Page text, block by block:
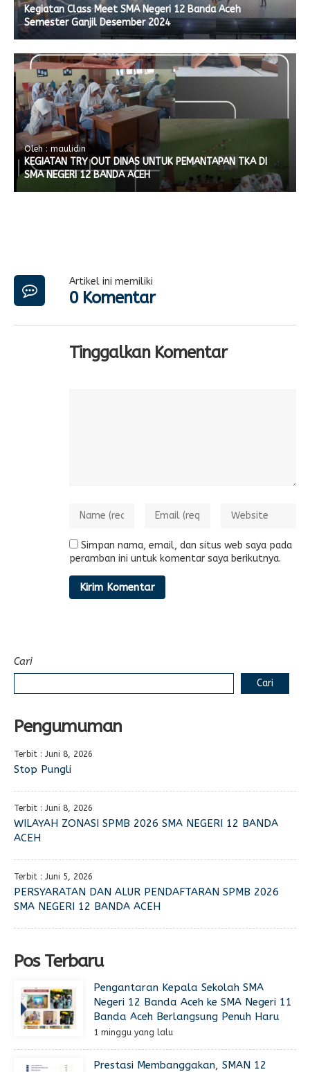
Kegiatan Class Meet SMA Negeri 12 Banda Aceh
Semester Ganjil Desember 2024
Oleh : maulidin
KEGIATAN TRY OUT DINAS UNTUK PEMANTAPAN TKA DI
SMA NEGERI 12 BANDA ACEH
Artikel ini memiliki
0 Komentar
Tinggalkan Komentar
Simpan nama, email, dan situs web saya pada
peramban ini untuk komentar saya berikutnya.
Cari
Cari
Pengumuman
Terbit : Juni 8, 2026
Stop Pungli
Terbit : Juni 8, 2026
WILAYAH ZONASI SPMB 2026 SMA NEGERI 12 BANDA
ACEH
Terbit : Juni 5, 2026
PERSYARATAN DAN ALUR PENDAFTARAN SPMB 2026
SMA NEGERI 12 BANDA ACEH
Pos Terbaru
Pengantaran Kepala Sekolah SMA
Negeri 12 Banda Aceh ke SMA Negeri 11
Banda Aceh Berlangsung Penuh Haru
1 minggu yang lalu
Prestasi Membanggakan, SMAN 12